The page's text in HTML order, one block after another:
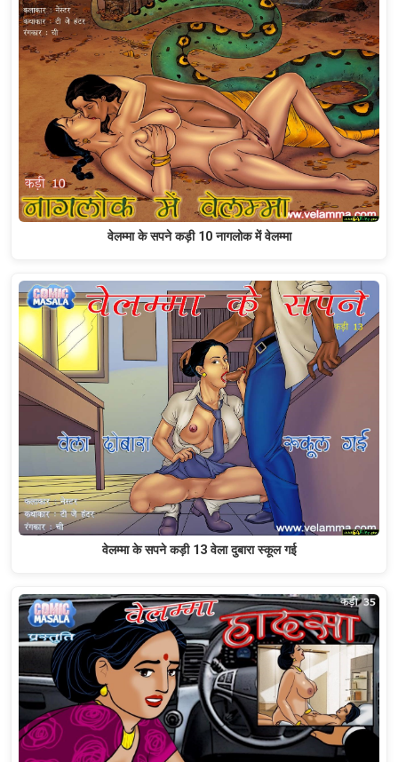
वेलम्मा के सपने कड़ी 10 नागलोक में वेलम्मा
वेलम्मा के सपने कड़ी 13 वेला दुबारा स्कूल गई